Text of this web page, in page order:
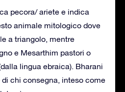
pecora/ ariete e indica
animale mitologico dove
a triangolo, mentre
e Mesarthim pastori o
lingua ebraica). Bharani
chi consegna, inteso come